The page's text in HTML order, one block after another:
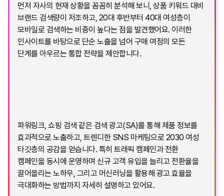
먼저 자사의 현재 상황을 꼼꼼히 분석해 보니, 상품 키워드 대비
브랜드 검색량이 저조하고, 20대 후반부터 40대 여성층이
모바일로 검색하는 비중이 높다는 점을 발견했어요. 이러한
인사이트를 바탕으로 단순 노출을 넘어 구매 여정의 모든
단계를 아우르는 통합 전략을 제안합니다.
파워링크, 쇼핑 검색 같은 검색 광고(SA)를 통해 제품 정보를
효과적으로 노출하고, 트렌디한 SNS 마케팅으로 2030 여성
타깃층의 공감을 얻습니다. 특히 트래픽 캠페인과 전환
캠페인을 동시에 운영하며 신규 고객 유입을 늘리고 전환율을
끌어올리는 노하우, 그리고 머신러닝을 활용해 광고 효율을
극대화하는 방법까지 자세히 설명하고 있어요.